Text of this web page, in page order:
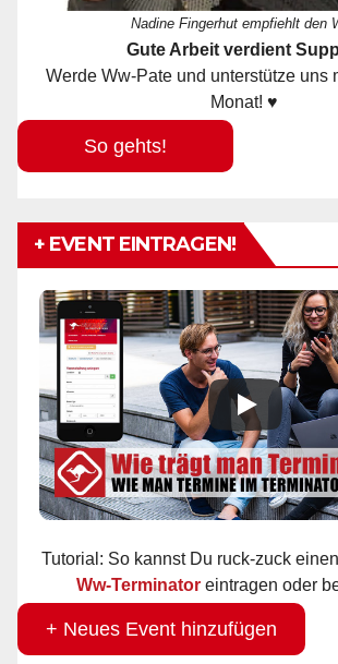
Nadine Fingerhut empfiehlt den
Gute Arbeit verdient
Werde Ww-Pate und unterstütze uns
Monat! ♥
So gehts!
+ EVENT EINTRAGEN!
Tutorial: So kannst Du ruck-zuck einen
Ww-Terminator eintragen oder
+ Neues Event hinzufügen